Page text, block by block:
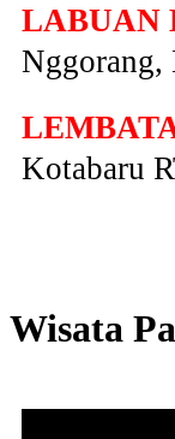
LABUAN
Nggorang,
Kotabaru
Wisata